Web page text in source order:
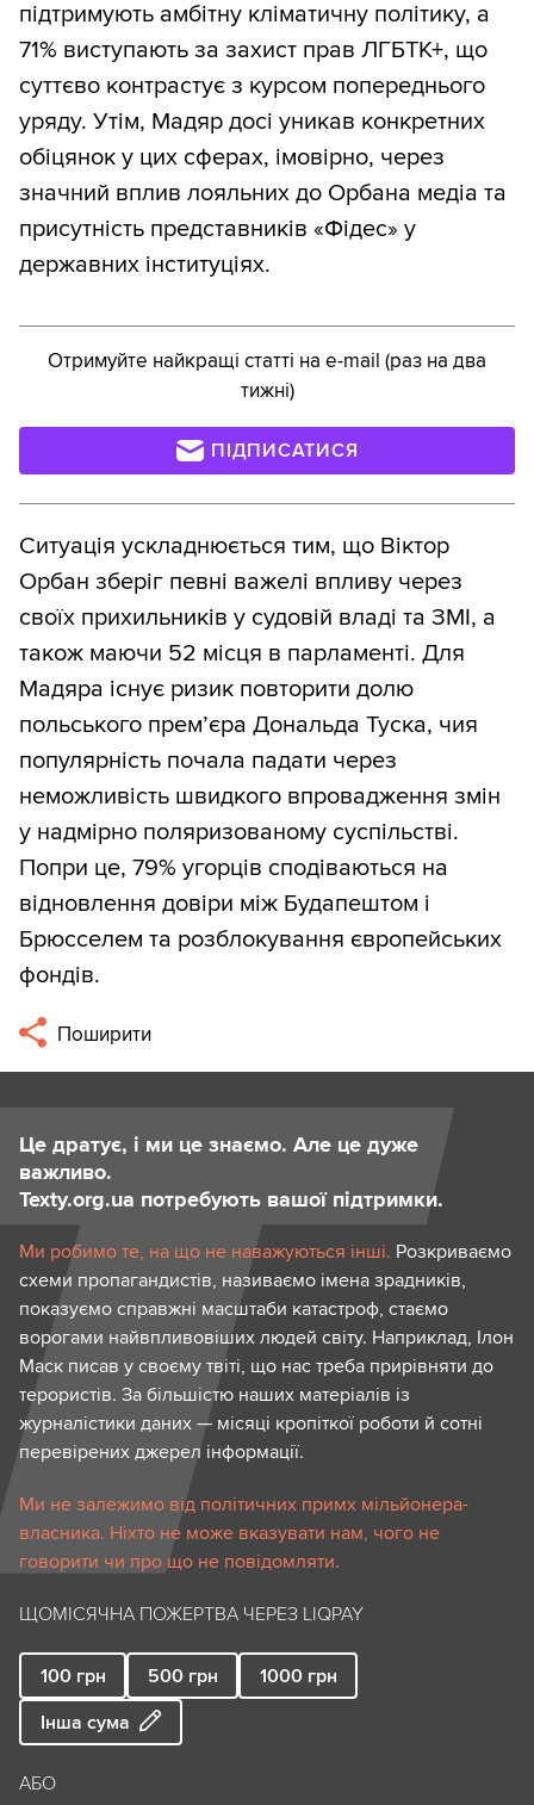
підтримують амбітну кліматичну політику, а
71% виступають за захист прав ЛГБТК+, що
суттєво контрастує з курсом попереднього
уряду. Утім, Мадяр досі уникав конкретних
обіцянок у цих сферах, імовірно, через
значний вплив лояльних до Орбана медіа та
присутність представників «Фідес» у
державних інституціях.
Отримуйте найкращі статті на e-mail (раз на два
тижні)
ПІДПИСАТИСЯ
Ситуація ускладнюється тим, що Віктор
Орбан зберіг певні важелі впливу через
своїх прихильників у судовій владі та ЗМІ, а
також маючи 52 місця в парламенті. Для
Мадяра існує ризик повторити долю
польського прем’єра Дональда Туска, чия
популярність почала падати через
неможливість швидкого впровадження змін
у надмірно поляризованому суспільстві.
Попри це, 79% угорців сподіваються на
відновлення довіри між Будапештом і
Брюсселем та розблокування європейських
фондів.
Поширити
Це дратує, і ми це знаємо. Але це дуже
важливо.
Texty.org.ua потребують вашої підтримки.
Ми робимо те, на що не наважуються інші. Розкриваємо
схеми пропагандистів, називаємо імена зрадників,
показуємо справжні масштаби катастроф, стаємо
ворогами найвпливовіших людей світу. Наприклад, Ілон
Маск писав у своєму твіті, що нас треба прирівняти до
терористів. За більшістю наших матеріалів із
журналістики даних — місяці кропіткої роботи й сотні
перевірених джерел інформації.
Ми не залежимо від політичних примх мільйонера-
власника. Ніхто не може вказувати нам, чого не
говорити чи про що не повідомляти.
ЩОМІСЯЧНА ПОЖЕРТВА ЧЕРЕЗ LIQPAY
100 грн 500 грн 1000 грн
Інша сума
АБО